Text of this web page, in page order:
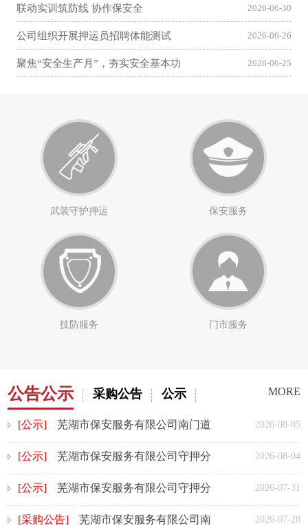
联动实训筑防线 协作保安全 2026-06-30
公司组织开展押运员招聘体能测试 2026-06-26
聚焦“安全生产月”，夯实安全基本功 2026-06-25
武装守护押运 保安服务
技防服务 门市服务
公告公示 采购公告 公示 MORE
2026-08-05
[公示] 芜湖市保安服务有限公司南门道
闸改造项目预成交结果公示 2026-08-04
[公示] 芜湖市保安服务有限公司守押分
公司技防设备运维服务采购成交结果公 2026-07-31
[公示] 芜湖市保安服务有限公司守押分
公司技防设备运维服务预成交结果公示 2026-07-28
[采购公告] 芜湖市保安服务有限公司南